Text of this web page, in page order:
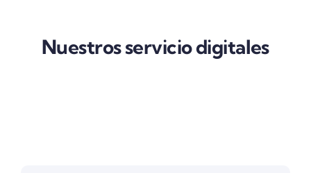
Nuestros servicio digitales